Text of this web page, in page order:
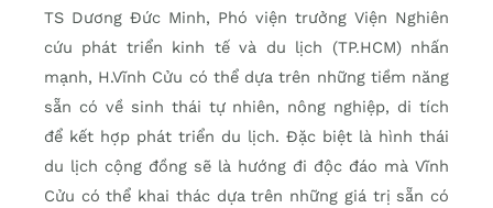
TS Dương Đức Minh, Phó viện trưởng Viện Nghiên
cứu phát triển kinh tế và du lịch (TP.HCM) nhấn
mạnh, H.Vĩnh Cửu có thể dựa trên những tiềm năng
sẵn có về sinh thái tự nhiên, nông nghiệp, di tích
để kết hợp phát triển du lịch. Đặc biệt là hình thái
du lịch cộng đồng sẽ là hướng đi độc đáo mà Vĩnh
Cửu có thể khai thác dựa trên những giá trị sẵn có